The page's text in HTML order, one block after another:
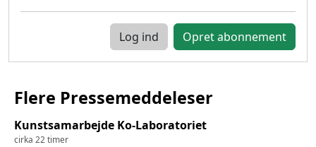
Log ind
Flere Pressemeddeleser
Kunstsamarbejde Ko-Laboratoriet
cirka 22 timer